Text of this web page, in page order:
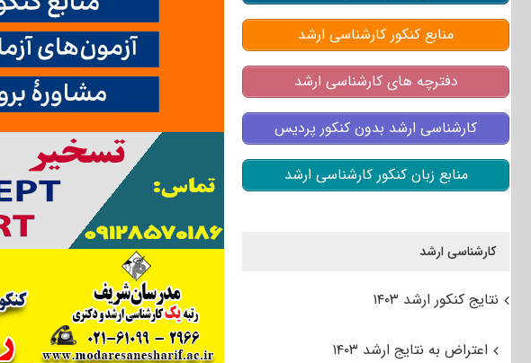
منابع کنکور کارشناسی ارشد
دفترچه های کارشناسی ارشد
کارشناسی ارشد بدون کنکور پردیس
منابع زبان کنکور کارشناسی ارشد
کارشناسی ارشد
نتایج کنکور ارشد ۱۴۰۳
اعتراض به نتایج ارشد ۱۴۰۳